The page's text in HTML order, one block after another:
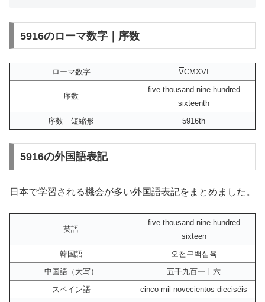
5916のローマ数字｜序数
ローマ数字 VCMXVI
序数
five thousand nine hundred
sixteenth
序数｜短縮形
5916th
5916の外国語表記
日本で学習される機会が多い外国語表記をまとめました。
英語
five thousand nine hundred
sixteen
韓国語
오천구백십육
中国語（大写）
五千九百一十六
スペイン語
cinco mil novecientos dieciséis